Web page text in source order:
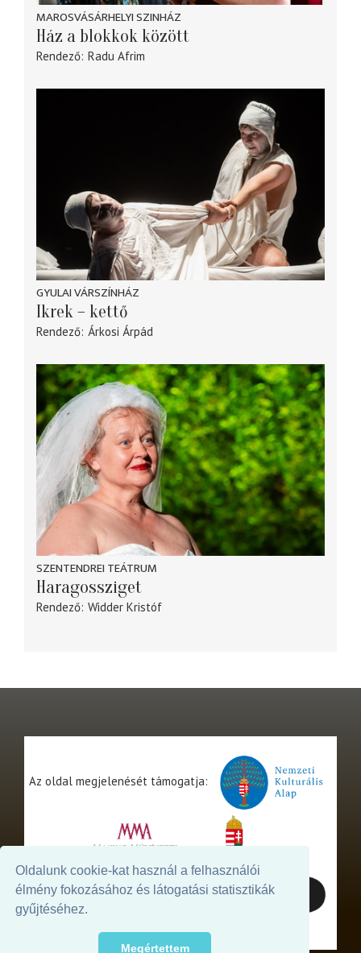
Oldalunk cookie-kat használ a felhasználói
élmény fokozásához és látogatási statisztikák
gyűjtéséhez.
Megértettem
MAROSVÁSÁRHELYI SZINHÁZ
Ház a blokkok között
Rendező Radu Afrim
GYULAI VÁRSZÍNHÁZ
Ikrek – kettő
Rendező Árkosi Árpád
SZENTENDREI TEÁTRUM
Haragossziget
Rendező Widder Kristóf
Az oldal megjelenését támogatja: